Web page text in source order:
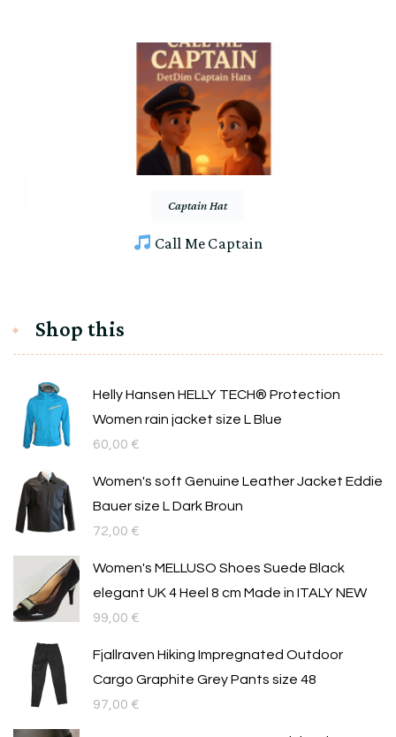
Captain Hat
Call Me Captain
Shop this
Helly Hansen HELLY TECH® Protection
Women rain jacket size L Blue
60,00 €
Women's soft Genuine Leather Jacket Eddie
Bauer size L Dark Broun
72,00 €
Women's MELLUSO Shoes Suede Black
elegant UK 4 Heel 8 cm Made in ITALY NEW
99,00 €
Fjallraven Hiking Impregnated Outdoor
Cargo Graphite Grey Pants size 48
97,00 €